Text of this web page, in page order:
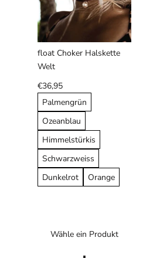
float Choker Halskette
Welt
€36,95
Palmengrün
Ozeanblau
Himmelstürkis
Schwarzweiss
Dunkelrot
Orange
Wähle ein Produkt